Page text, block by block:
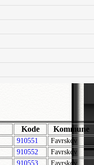
Kode Kommune
910551
Favrskov
910552
Favrskov
910553 Favrskov